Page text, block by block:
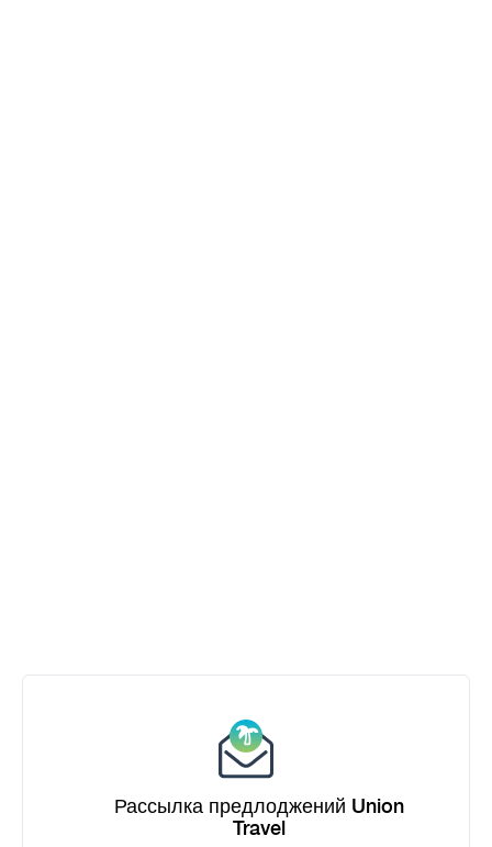
Рассылка предлоджений Union
Travel